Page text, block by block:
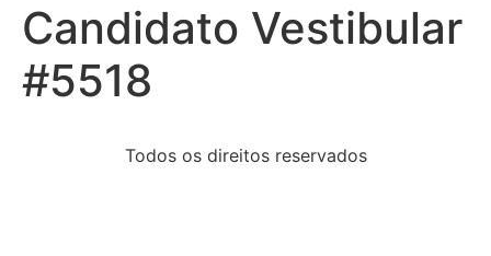
Candidato Vestibular
#5518
Todos os direitos reservados